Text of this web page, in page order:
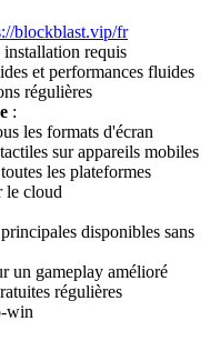
blockblast.vip/fr
requis
et performances fluides
régulières
:
les formats d'écran
sur appareils mobiles
les plateformes
le cloud
disponibles sans
un gameplay amélioré
régulières
win